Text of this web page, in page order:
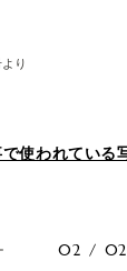
り
で使われている
02 / 02